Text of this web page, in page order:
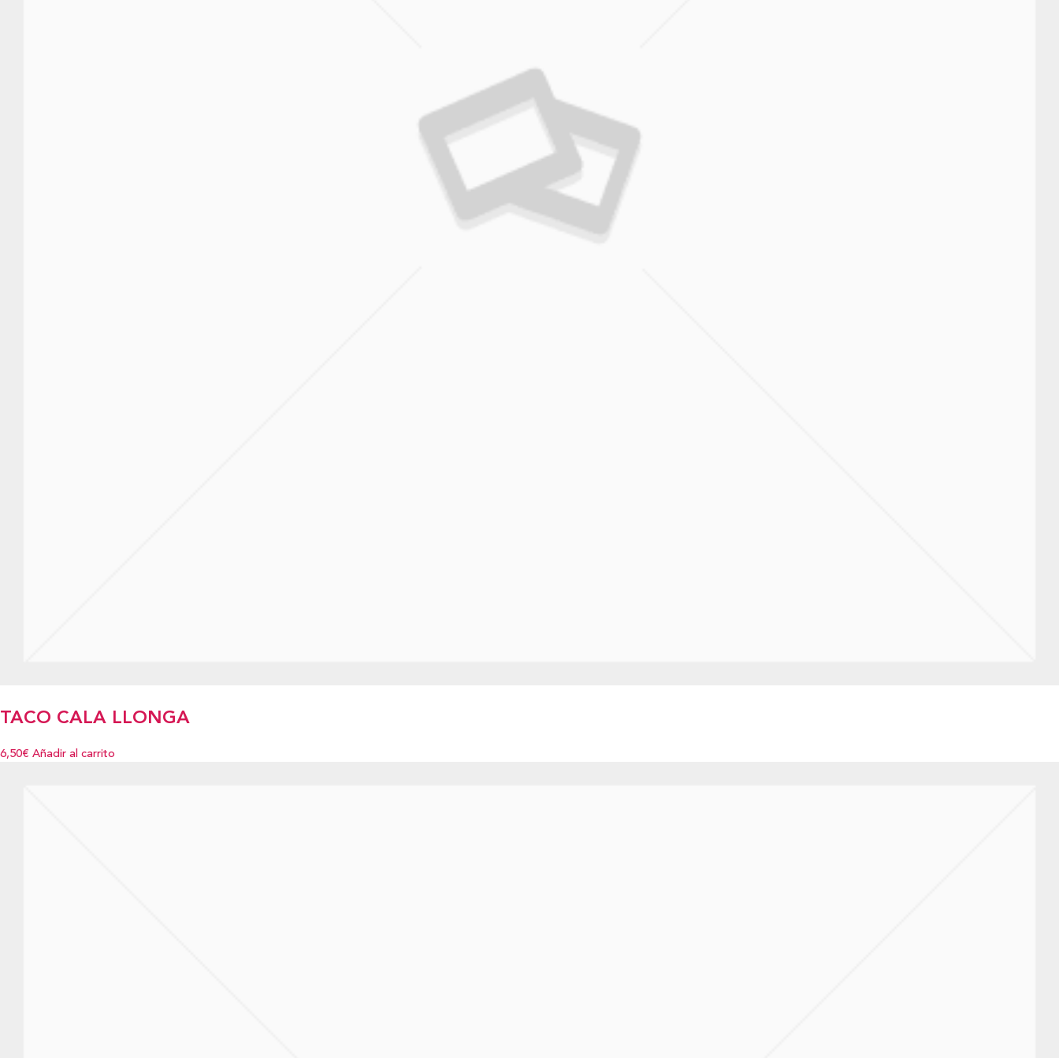
TACO CALA LLONGA
6,50€ Añadir al carrito